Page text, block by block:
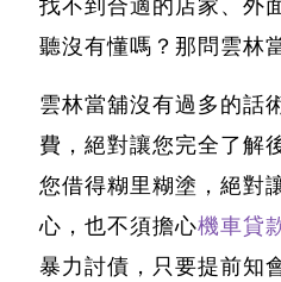
找不到合適的店家、外
聽沒有懂嗎？那問雲林
雲林當舖沒有過多的話
費，絕對讓您完全了解
您借得糊里糊塗，絕對
心，也不須擔心機車貸
暴力討債，只要提前知